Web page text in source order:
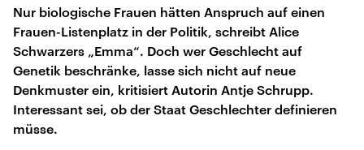
Nur biologische Frauen hätten Anspruch auf einen
Frauen-Listenplatz in der Politik, schreibt Alice
Schwarzers „Emma“. Doch wer Geschlecht auf
Genetik beschränke, lasse sich nicht auf neue
Denkmuster ein, kritisiert Autorin Antje Schrupp.
Interessant sei, ob der Staat Geschlechter definieren
müsse.